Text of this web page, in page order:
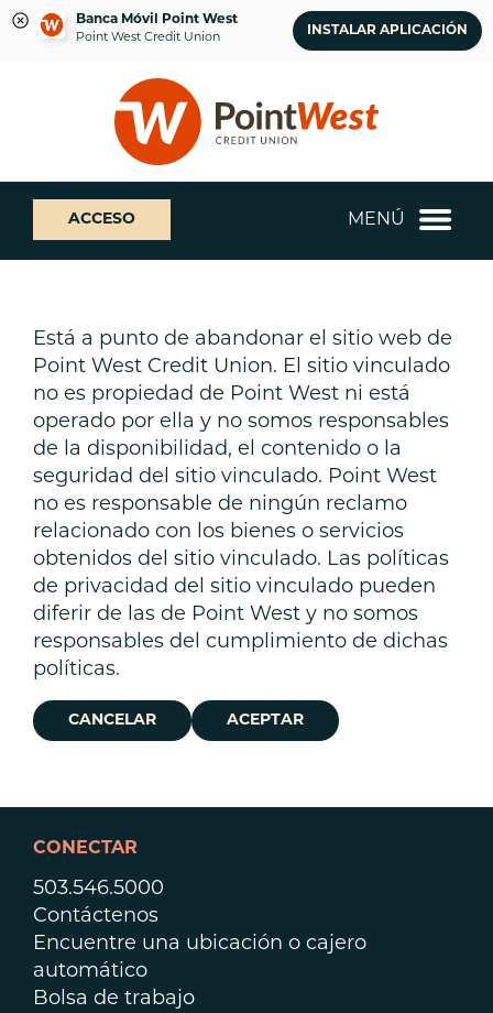
Banca Móvil Point West
Point West Credit Union
INSTALAR APLICACIÓN
sesión
banca
web
¿Qué
podemos
ayudarte
a
ACCESO MENÚ
Está a punto de abandonar el sitio web de
Point West Credit Union. El sitio vinculado
no es propiedad de Point West ni está
operado por ella y no somos responsables
de la disponibilidad, el contenido o la
seguridad del sitio vinculado. Point West
no es responsable de ningún reclamo
relacionado con los bienes o servicios
obtenidos del sitio vinculado. Las políticas
de privacidad del sitio vinculado pueden
diferir de las de Point West y no somos
responsables del cumplimiento de dichas
políticas.
CANCELAR ACEPTAR
CONECTAR
503.546.5000
Contáctenos
Encuentre una ubicación o cajero
automático
Bolsa de trabajo